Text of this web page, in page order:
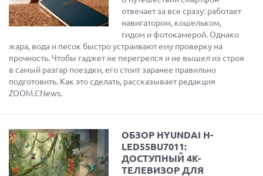
отвечает за все сразу: работает
навигатором, кошельком,
гидом и фотокамерой. Однако
жара, вода и песок быстро устраивают ему проверку на
прочность. Чтобы гаджет не перегрелся и не вышел из строя
в самый разгар поездки, его стоит заранее правильно
подготовить. Как это сделать, рассказывает редакция
ZOOM.CNews.
ОБЗОР HYUNDAI H-
LED55BU7011:
ДОСТУПНЫЙ 4K-
ТЕЛЕВИЗОР ДЛЯ